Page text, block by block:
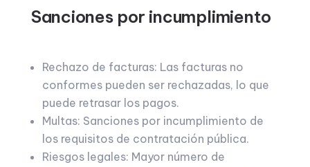
Sanciones por incumplimiento
Rechazo de facturas: Las facturas no
conformes pueden ser rechazadas, lo que
puede retrasar los pagos.
Multas: Sanciones por incumplimiento de
los requisitos de contratación pública.
Riesgos legales: Mayor número de